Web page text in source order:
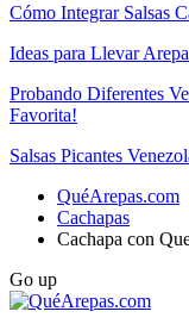
Cómo Integrar Salsas
Ideas para Llevar
Probando Diferentes
Favorita!
Salsas Picantes
QuéArepas.com
Cachapas
Cachapa con
Go up